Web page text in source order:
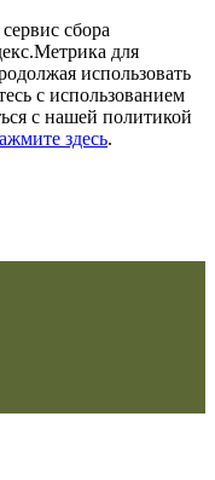
сбора
для
использовать
с использованием
с нашей политикой
здесь.